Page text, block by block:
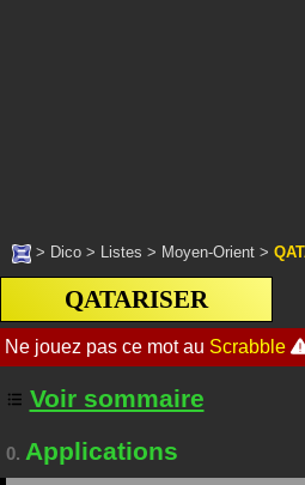
> Dico > Listes > Moyen-Orient >
QATARISER
Voir sommaire
0. Applications